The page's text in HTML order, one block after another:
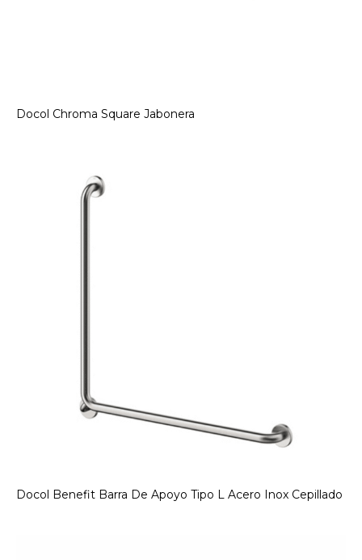
Docol Chroma Square Jabonera
Docol Benefit Barra De Apoyo Tipo L Acero Inox Cepillado